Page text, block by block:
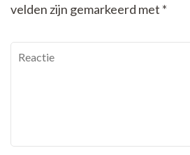
velden zijn gemarkeerd met *
Reactie